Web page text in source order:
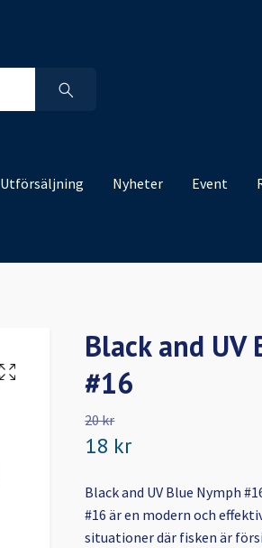
Utförsäljning Nyheter Event
Black and UV
#16
20 kr
18 kr
Black and UV Blue Nymph
#16 är en modern och
situationer där fisken är